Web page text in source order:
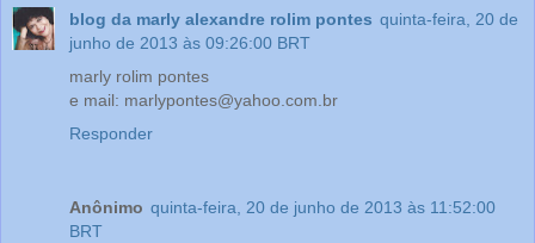
blog da marly alexandre rolim pontes quinta-feira, 20 de
junho de 2013 às 09:26:00 BRT
marly rolim pontes
e mail: marlypontes@yahoo.com.br
Responder
Anônimo quinta-feira, 20 de junho de 2013 às 11:52:00
BRT